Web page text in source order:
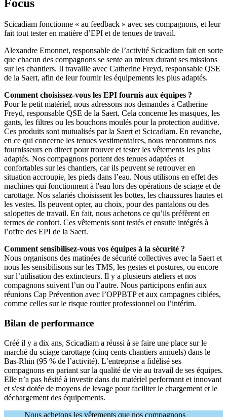
Focus
Scicadiam fonctionne « au feedback » avec ses compagnons, et leur
fait tout tester en matière d’EPI et de tenues de travail.
Alexandre Emonnet, responsable de l’activité Scicadiam fait en sorte
que chacun des compagnons se sente au mieux durant ses missions
sur les chantiers. Il travaille avec Catherine Freyd, responsable QSE
de la Saert, afin de leur fournir les équipements les plus adaptés.
Comment choisissez-vous les EPI fournis aux équipes ?
Pour le petit matériel, nous adressons nos demandes à Catherine
Freyd, responsable QSE de la Saert. Cela concerne les masques, les
gants, les filtres ou les bouchons moulés pour la protection auditive.
Ces produits sont mutualisés par la Saert et Scicadiam. En revanche,
en ce qui concerne les tenues vestimentaires, nous rencontrons nos
fournisseurs en direct pour trouver et tester les vêtements les plus
adaptés. Nos compagnons portent des tenues adaptées et
confortables sur les chantiers, car ils peuvent se retrouver en
situation accroupie, les pieds dans l’eau. Nous utilisons en effet des
machines qui fonctionnent à l'eau lors des opérations de sciage et de
carottage. Nos salariés choisissent les bottes, les chaussures hautes et
les vestes. Ils peuvent opter, au choix, pour des pantalons ou des
salopettes de travail. En fait, nous achetons ce qu’ils préfèrent en
termes de confort. Ces vêtements sont testés et ensuite intégrés à
l’offre des EPI de la Saert.
Comment sensibilisez-vous vos équipes à la sécurité ?
Nous organisons des matinées de sécurité collectives avec la Saert et
nous les sensibilisons sur les TMS, les gestes et postures, ou encore
sur l’utilisation des extincteurs. Il y a plusieurs ateliers et nos
compagnons suivent l’un ou l’autre. Nous participons enfin aux
réunions Cap Prévention avec l’OPPBTP et aux campagnes ciblées,
comme celles sur le risque routier professionnel ou l’intérim.
Bilan de performance
Créé il y a dix ans, Scicadiam a réussi à se faire une place sur le
marché du sciage carottage (cinq cents chantiers annuels) dans le
Bas-Rhin (95 % de l’activité). L’entreprise a fidélisé ses
compagnons en pariant sur la qualité de vie au travail de ses équipes.
Elle n’a pas hésité à investir dans du matériel performant et innovant
et s'est dotée de moyens de levage pour faciliter le chargement et le
déchargement des équipements.
Nous achetons les vêtements que nos compagnons